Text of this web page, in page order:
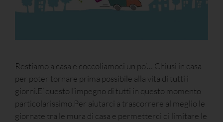
Restiamo a casa e coccoliamoci un po’… Chiusi in casa
per poter tornare prima possibile alla vita di tutti i
giorni.E’ questo l’impegno di tutti in questo momento
particolarissimo.Per aiutarci a trascorrere al meglio le
giornate tra le mura di casa e permetterci di limitare le